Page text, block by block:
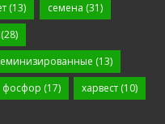
(13) семена (31)
(28)
(13)
фосфор (17) харвест (10)